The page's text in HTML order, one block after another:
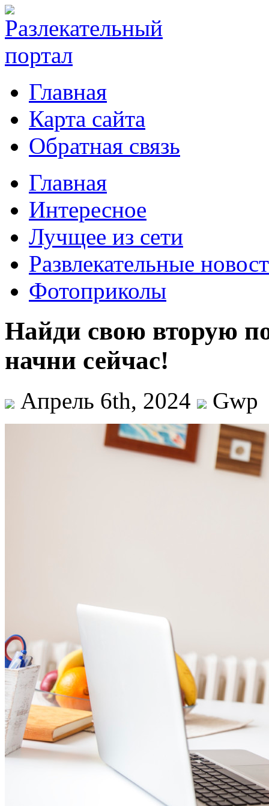
Главная
Карта сайта
Обратная связь
Главная
Интересное
Лучщее из сети
Развлекательные
Фотоприколы
Найди свою вторую
начни сейчас!
Апрель 6th, 2024 Gwp